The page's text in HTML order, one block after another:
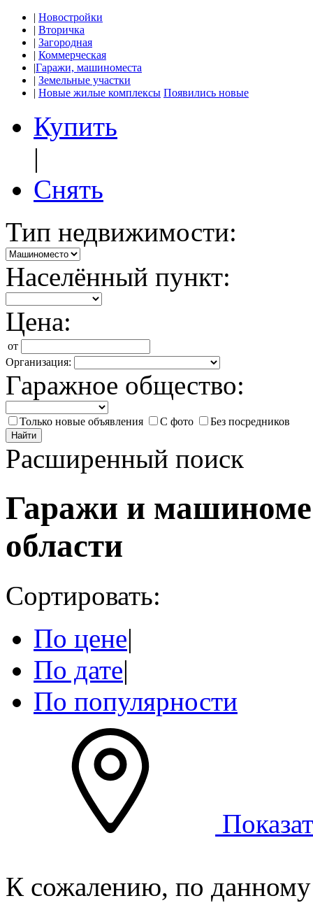
| Новостройки
| Вторичка
| Загородная
| Коммерческая
|Гаражи, машиноместа
| Земельные участки
| Новые жилые комплексы Появились новые
Купить
|
Снять
Тип недвижимости:
Населённый пункт:
Цена:
от
Организация:
Гаражное общество:
Только новые объявления С фото Без посредников
Найти
Расширенный поиск
Гаражи и
области
Сортировать:
По цене|
По дате|
По популярности
К сожалению, по данному